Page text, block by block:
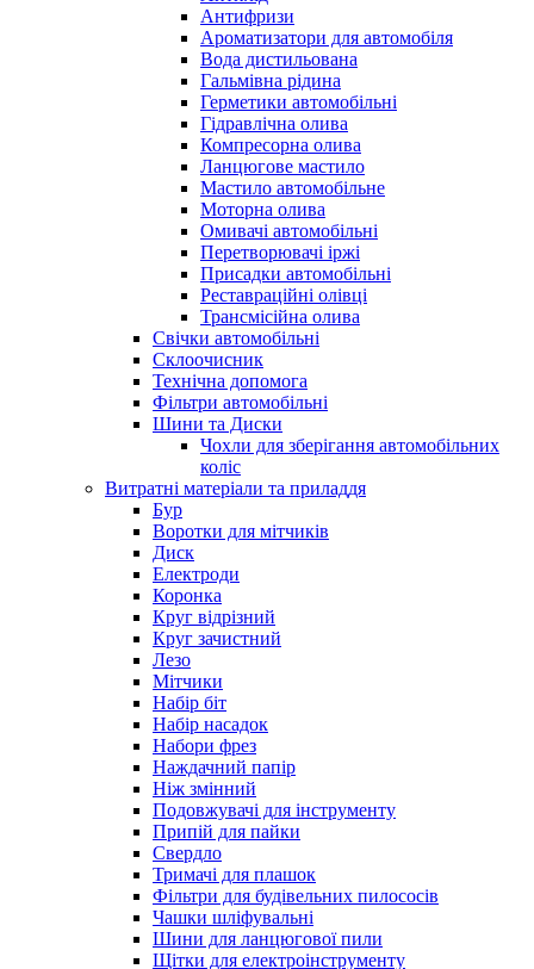
Антифризи
Ароматизатори для автомобіля
Вода дистильована
Гальмівна рідина
Герметики автомобільні
Гідравлічна олива
Компресорна олива
Ланцюгове мастило
Мастило автомобільне
Моторна олива
Омивачі автомобільні
Перетворювачі іржі
Присадки автомобільні
Реставраційні олівці
Трансмісійна олива
Свічки автомобільні
Склоочисник
Технічна допомога
Фільтри автомобільні
Шини та Диски
Чохли для зберігання автомобільних
коліс
Витратні матеріали та приладдя
Бур
Воротки для мітчиків
Диск
Електроди
Коронка
Круг відрізний
Круг зачистний
Лезо
Мітчики
Набір біт
Набір насадок
Набори фрез
Наждачний папір
Ніж змінний
Подовжувачі для інструменту
Припій для пайки
Свердло
Тримачі для плашок
Фільтри для будівельних пилососів
Чашки шліфувальні
Шини для ланцюгової пили
Щітки для електроінструменту